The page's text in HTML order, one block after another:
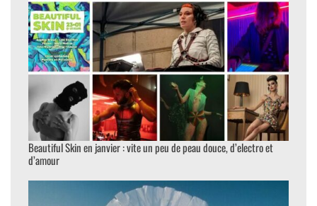
Beautiful Skin en janvier : vite un peu de peau douce, d’electro et
d’amour